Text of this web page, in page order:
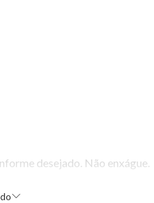
desejado. Não enxágue.